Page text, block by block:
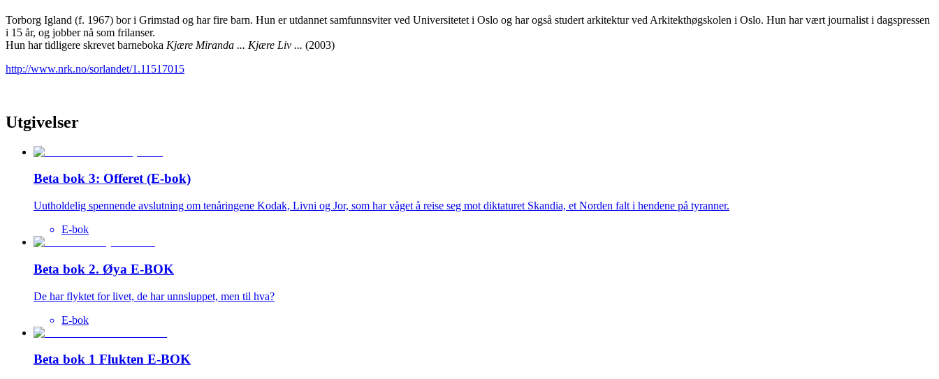
Torborg Igland (f. 1967) bor i Grimstad og har fire barn. Hun er utdannet samfunnsviter ved Universitetet i Oslo og har også studert arkitektur ved Arkitekthøgskolen i Oslo. Hun har vært journalist i dagspressen
i 15 år, og jobber nå som frilanser.
Hun har tidligere skrevet barneboka Kjære Miranda ... Kjære Liv ... (2003)
http://www.nrk.no/sorlandet/1.11517015
Utgivelser
Beta bok 3: Offeret (E-bok)
Uutholdelig spennende avslutning om tenåringene Kodak, Livni og Jor, som har våget å reise seg mot diktaturet Skandia, et Norden falt i hendene på tyranner.
E-bok
Beta bok 2. Øya E-BOK
De har flyktet for livet, de har unnsluppet, men til hva?
E-bok
Beta bok 1 Flukten E-BOK